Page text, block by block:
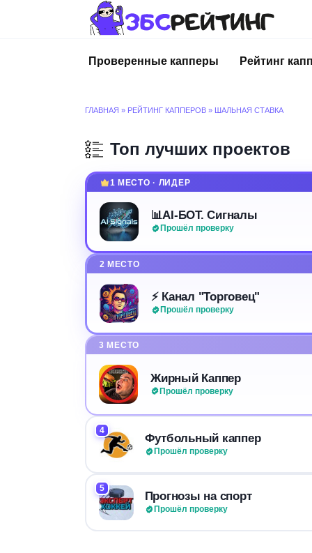
Проверенные капперы
Рейтинг
ГЛАВНАЯ » РЕЙТИНГ КАППЕРОВ » ШАЛЬНАЯ СТАВКА
Топ лучших проектов
1 МЕСТО · ЛИДЕР
📊AI-БОТ. Сигналы
Прошёл проверку
2 МЕСТО
⚡️ Канал "Торговец"
Прошёл проверку
3 МЕСТО
Жирный Каппер
Прошёл проверку
4
Футбольный каппер
Прошёл проверку
5
Прогнозы на спорт
Прошёл проверку